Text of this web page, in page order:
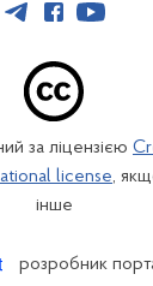
за ліцензією
license,
інше
розробник